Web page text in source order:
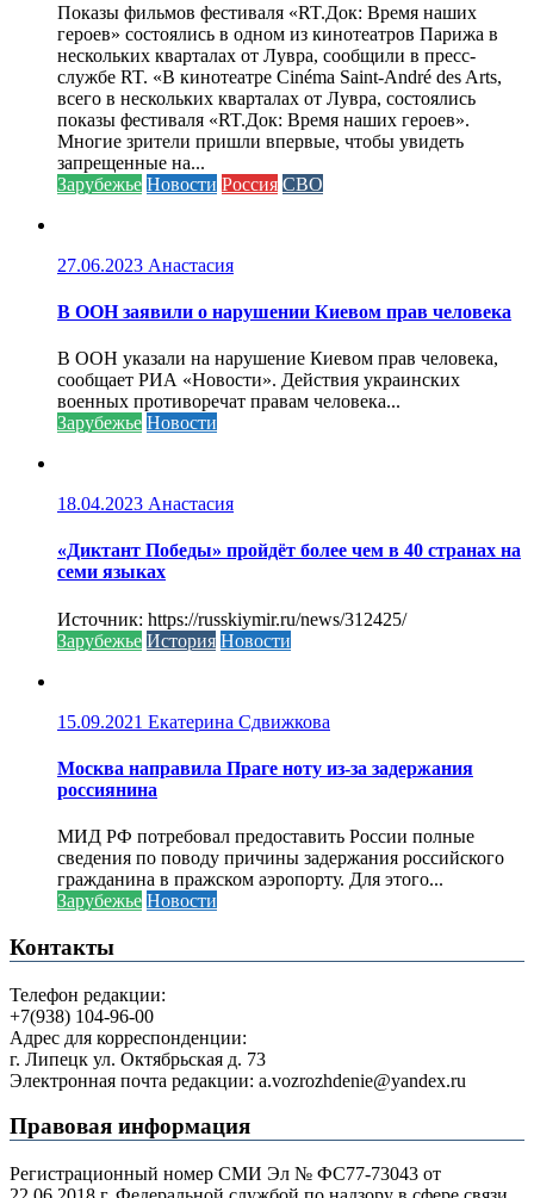
Показы фильмов фестиваля «RT.Док: Время наших
героев» состоялись в одном из кинотеатров Парижа в
нескольких кварталах от Лувра, сообщили в пресс-
службе RT. «В кинотеатре Cinéma Saint-André des Arts,
всего в нескольких кварталах от Лувра, состоялись
показы фестиваля «RT.Док: Время наших героев».
Многие зрители пришли впервые, чтобы увидеть
запрещенные на...
Зарубежье Новости Россия СВО
27.06.2023 Анастасия
В ООН заявили о нарушении Киевом прав человека
В ООН указали на нарушение Киевом прав человека,
сообщает РИА «Новости». Действия украинских
военных противоречат правам человека...
Зарубежье Новости
18.04.2023 Анастасия
«Диктант Победы» пройдёт более чем в 40 странах на
семи языках
Источник: https://russkiymir.ru/news/312425/
Зарубежье История Новости
15.09.2021 Екатерина Сдвижкова
Москва направила Праге ноту из-за задержания
россиянина
МИД РФ потребовал предоставить России полные
сведения по поводу причины задержания российского
гражданина в пражском аэропорту. Для этого...
Зарубежье Новости
Контакты
Телефон редакции:
+7(938) 104-96-00
Адрес для корреспонденции:
г. Липецк ул. Октябрьская д. 73
Электронная почта редакции: a.vozrozhdenie@yandex.ru
Правовая информация
Регистрационный номер СМИ Эл № ФС77-73043 от